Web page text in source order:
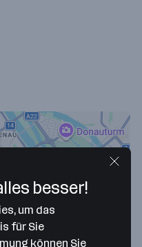
besser!
um das
für Sie
können Sie